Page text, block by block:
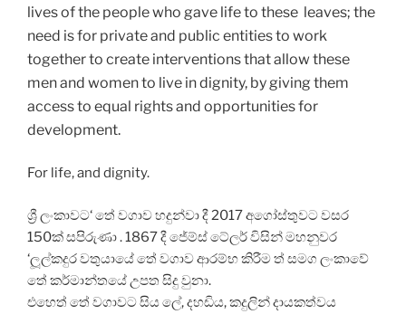
lives of the people who gave life to these leaves; the
need is for private and public entities to work
together to create interventions that allow these
men and women to live in dignity, by giving them
access to equal rights and opportunities for
development.
For life, and dignity.
ශ්‍රී ලංකාවට‘ තේ වගාව හදුන්වා දී 2017 අගෝස්තුවට වසර
150ක් සපිරුණා . 1867 දී ජේම්ස් ටේලර් විසින් මහනුවර
‘ලූල්කදුර වතුයායේ තේ වගාව ආරම්භ කිරීම ත් සමග ලංකාවේ
තේ කර්මාන්තයේ උපත සිදු වුනා.
එහෙත් තේ වගාවට සිය ලේ, දහඩිය, කදුලින් දායකත්වය